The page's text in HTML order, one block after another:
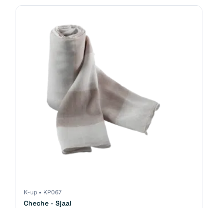
K-up • KP067
Cheche - Sjaal